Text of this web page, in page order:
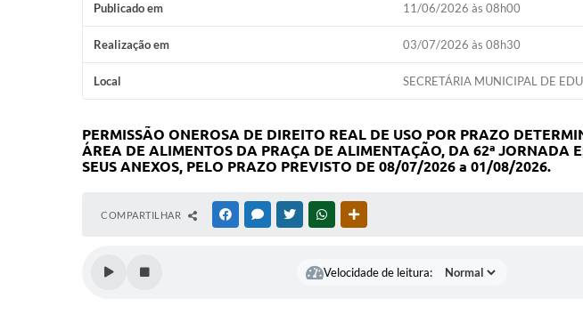
Publicado em 11/06/2026 às 08h00
Realização em 03/07/2026 às 08h30
Local SECRETÁRIA MUNICIPAL DE
PERMISSÃO ONEROSA DE DIREITO REAL DE USO POR PRAZO
ÁREA DE ALIMENTOS DA PRAÇA DE ALIMENTAÇÃO, DA 62ª JORNADA
SEUS ANEXOS, PELO PRAZO PREVISTO DE 08/07/2026 a 01/08/2026.
COMPARTILHAR FACEBOOKMESSENGER
TWITTERWHATSAPP
Velocidade de leitura: